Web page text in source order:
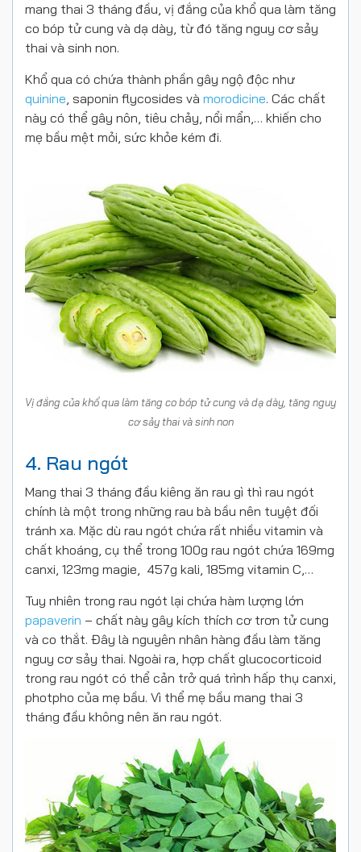
mang thai 3 tháng đầu, vị đắng của khổ qua làm tăng
co bóp tử cung và dạ dày, từ đó tăng nguy cơ sảy
thai và sinh non.
Khổ qua có chứa thành phần gây ngộ độc như
quinine, saponin flycosides và morodicine. Các chất
này có thể gây nôn, tiêu chảy, nổi mẩn,… khiến cho
mẹ bầu mệt mỏi, sức khỏe kém đi.
Vị đắng của khổ qua làm tăng co bóp tử cung và dạ dày, tăng nguy
cơ sảy thai và sinh non
4. Rau ngót
Mang thai 3 tháng đầu kiêng ăn rau gì thì rau ngót
chính là một trong những rau bà bầu nên tuyệt đối
tránh xa. Mặc dù rau ngót chứa rất nhiều vitamin và
chất khoáng, cụ thể trong 100g rau ngót chứa 169mg
canxi, 123mg magie, 457g kali, 185mg vitamin C,…
Tuy nhiên trong rau ngót lại chứa hàm lượng lớn
papaverin – chất này gây kích thích cơ trơn tử cung
và co thắt. Đây là nguyên nhân hàng đầu làm tăng
nguy cơ sảy thai. Ngoài ra, hợp chất glucocorticoid
trong rau ngót có thể cản trở quá trình hấp thụ canxi,
photpho của mẹ bầu. Vì thể mẹ bầu mang thai 3
tháng đầu không nên ăn rau ngót.